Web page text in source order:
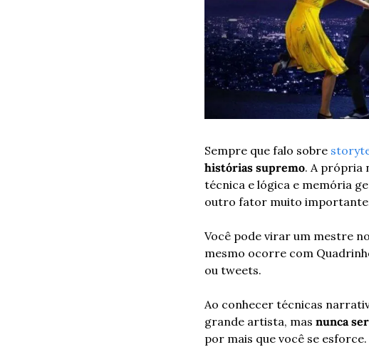
Sempre que falo sobre
histórias supremo. A própria
técnica e lógica e memória
outro fator muito
Você pode virar um mestre
mesmo ocorre com
ou tweets.
Ao conhecer técnicas
grande artista, mas nunca
por mais que você se esforce.